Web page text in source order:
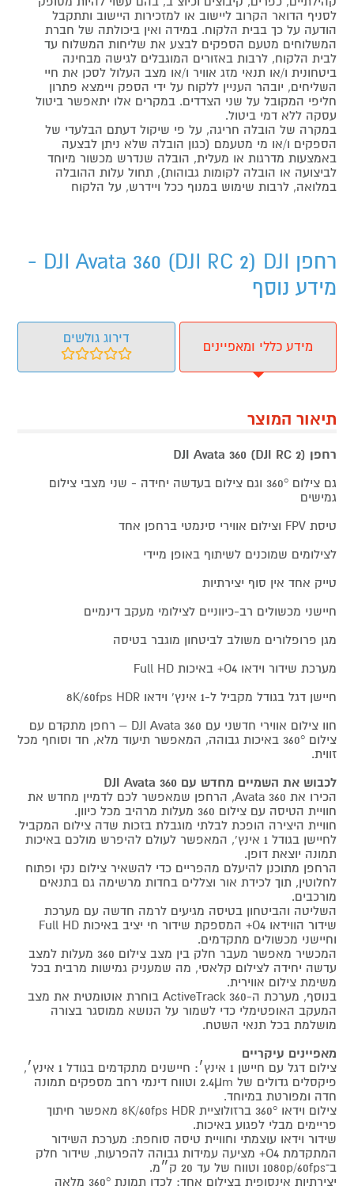
לסניף הדואר הקרוב ליישוב או למזכירות היישוב ותתקבל
הודעה על כך בבית הלקוח. במידה ואין ביכולתה של חברת
המשלוחים מטעם הספקים לבצע את שליחות המשלוח עד
לבית הלקוח, לרבות באזורים המוגבלים לגישה מבחינה
ביטחונית ו/או תנאי מזג אוויר ו/או מצב העלול לסכן את חיי
השליחים, יובהר העניין ללקוח על ידי הספק ויימצא פתרון
חליפי המקובל על שני הצדדים. במקרים אלו יתאפשר ביטול
עסקה ללא דמי ביטול.
במקרה של הובלה חריגה, על פי שיקול דעתם הבלעדי של
הספקים ו/או מי מטעמם (כגון הובלה שלא ניתן לבצעה
באמצעות מדרגות או מעלית, הובלה שנדרש מכשור מיוחד
לביצועה או הובלה לקומות גבוהות), תחול עלות ההובלה
במלואה, לרבות שימוש במנוף ככל ויידרש, על הלקוח
רחפן DJI Avata 360 (DJI RC 2) DJI -
מידע נוסף
מידע כללי ומאפיינים
דירוג גולשים
תיאור המוצר
רחפן DJI Avata 360 (DJI RC 2)
גם צילום 360° וגם צילום בעדשה יחידה - שני מצבי צילום
גמישים
טיסת FPV וצילום אווירי סינמטי ברחפן אחד
לצילומים שמוכנים לשיתוף באופן מיידי
טייק אחד אין סוף יצירתיות
חיישני מכשולים רב-כיווניים לצילומי מעקב דינמיים
מגן פרופלורים משולב לביטחון מוגבר בטיסה
מערכת שידור וידאו O4+ באיכות Full HD
חיישן דגל בגודל מקביל ל-1 אינץ' וידאו 8K/60fps HDR
חוו צילום אווירי חדשני עם DJI Avata 360 – רחפן מתקדם עם
צילום 360° באיכות גבוהה, המאפשר תיעוד מלא, חד וסוחף מכל
זווית.
לכבוש את השמיים מחדש עם DJI Avata 360
הכירו את Avata 360, הרחפן שמאפשר לכם לדמיין מחדש את
חוויית הטיסה עם צילום 360 מעלות מרהיב מכל כיוון.
חוויית היצירה הופכת לבלתי מוגבלת בזכות שדה צילום המקביל
לחיישן בגודל 1 אינץ', המאפשר לעולם להיפרש מולכם באיכות
תמונה יוצאת דופן.
הרחפן מתוכנן להיעלם מהפריים כדי להשאיר צילום נקי ופתוח
לחלוטין, תוך לכידת אור וצללים בחדות מרשימה גם בתנאים
מורכבים.
השליטה והביטחון בטיסה מגיעים לרמה חדשה עם מערכת
שידור הווידאו O4+ המספקת שידור חי יציב באיכות Full HD
וחיישני מכשולים מתקדמים.
המכשיר מאפשר מעבר חלק בין מצב צילום 360 מעלות למצב
עדשה יחידה לצילום קלאסי, מה שמעניק גמישות מרבית בכל
משימת צילום אווירית.
בנוסף, מערכת ה-ActiveTrack 360 בוחרת אוטומטית את מצב
המעקב האופטימלי כדי לשמור על הנושא ממוסגר בצורה
מושלמת בכל תנאי השטח.
מאפיינים עיקריים
צילום דגל עם חיישן 1 אינץ׳: חיישנים מתקדמים בגודל 1 אינץ׳,
פיקסלים גדולים של ‎2.4μm וטווח דינמי רחב מספקים תמונה
חדה ומפורטת במיוחד.
צילום וידאו 360° ברזולוציית ‎8K/60fps HDR מאפשר חיתוך
פריימים מבלי לפגוע באיכות.
שידור וידאו עוצמתי וחוויית טיסה סוחפת: מערכת השידור
המתקדמת O4+ מציעה עמידות גבוהה להפרעות, שידור חלק
ב־1080p/60fps וטווח של עד 20 ק״מ.
יצירתיות אינסופית בצילום אחד: לכדו תמונת 360° מלאה